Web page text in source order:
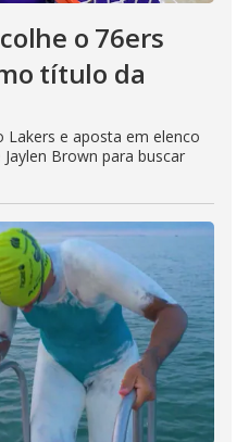
o 76ers
título da
Lakers e aposta em elenco
Brown para buscar